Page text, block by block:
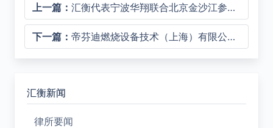
上一篇： 汇衡代表宁波华翔联合北京金沙江参与尼桑电池并购项目
下一篇： 帝芬迪燃烧设备技术（上海）有限公司成立
汇衡新闻
律所要闻